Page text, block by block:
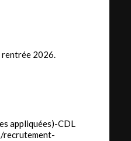
rentrée 2026.
appliquées)-CDL
recrutement-